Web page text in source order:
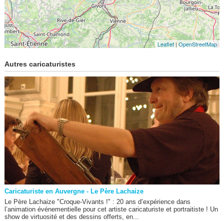
Leaflet |OpenStreetMap
Autres caricaturistes
Caricaturiste en Auvergne - Le Père Lachaize
Le Père Lachaize "Croque-Vivants !" : 20 ans d’expérience dans
l’animation événementielle pour cet artiste caricaturiste et portraitiste ! Un
show de virtuosité et des dessins offerts, en...